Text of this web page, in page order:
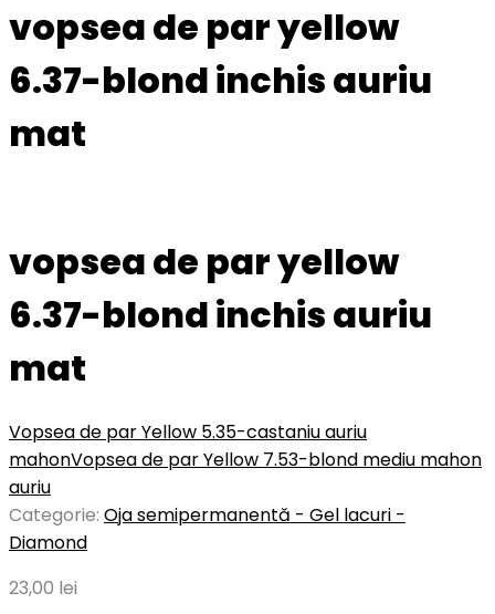
vopsea de par yellow
6.37-blond inchis auriu
mat
vopsea de par yellow
6.37-blond inchis auriu
mat
Vopsea de par Yellow 5.35-castaniu auriu
mahonVopsea de par Yellow 7.53-blond mediu mahon
auriu
Categorie: Oja semipermanentă - Gel lacuri -
Diamond
23,00 lei